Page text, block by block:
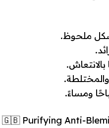
ملحوظ.
والمختلطة.
ومساءً.
‎🇬🇧 Purifying